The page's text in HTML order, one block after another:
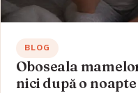
BLOG
Oboseala
nici după o